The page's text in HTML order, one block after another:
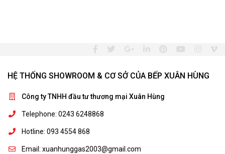
HỆ THỐNG SHOWROOM & CƠ SỞ CỦA BẾP XUÂN HÙNG
Công ty TNHH đầu tư thương mại Xuân Hùng
Telephone: 0243 6248868
Hotline: 093 4554 868
Email: xuanhunggas2003@gmail.com